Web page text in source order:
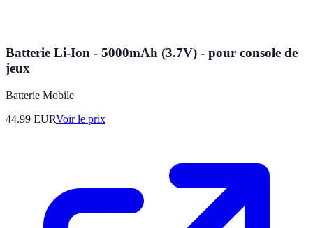
Batterie Li-Ion - 5000mAh (3.7V) - pour console de
jeux
Batterie Mobile
44.99 EURVoir le prix